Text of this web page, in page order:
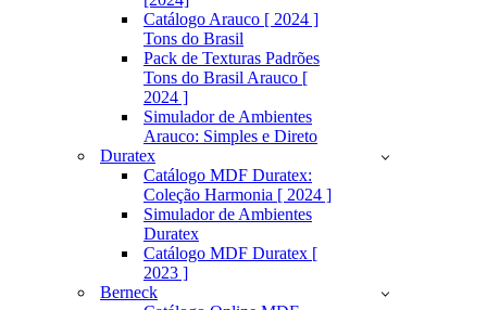
Catálogo Arauco [ 2024 ]
Tons do Brasil
Pack de Texturas Padrões
Tons do Brasil Arauco [
2024 ]
Simulador de Ambientes
Arauco: Simples e Direto
Duratex
Catálogo MDF Duratex:
Coleção Harmonia [ 2024 ]
Simulador de Ambientes
Duratex
Catálogo MDF Duratex [
2023 ]
Berneck